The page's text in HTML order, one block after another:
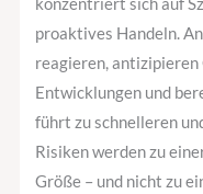
konzentriert sich auf
proaktives Handeln.
reagieren,
Entwicklungen und
führt zu schnelleren
Risiken werden zu
Größe – und nicht zu